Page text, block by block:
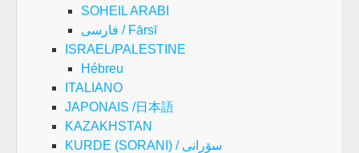
SOHEIL ARABI
فارسی / Fārsī
ISRAEL/PALESTINE
Hébreu
ITALIANO
JAPONAIS /日本語
KAZAKHSTAN
KURDE (SORANI) / سۆرانی